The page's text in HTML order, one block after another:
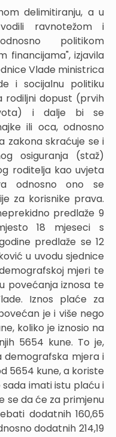
delimitiranju, a u
ravnotežom i
politikom
financijama", izjavila
Vlade ministrica
i socijalnu politiku
rodiljni dopust (prvih
i dalje bi se
ili oca, odnosno
zakona skraćuje se i
osiguranja (staž)
roditelja kao uvjeta
odnosno ono se
za korisnike prava.
predlaže 9
18 mjeseci s
predlaže se 12
u uvodu sjednice
mjeri te
povećanja iznosa te
Iznos plaće za
je i više nego
koliko je iznosio na
5654 kune. To je,
demografska mjera i
5654 kune, a koriste
imati istu plaću i
se da će za primjenu
dodatnih 160,65
dodatnih 214,19